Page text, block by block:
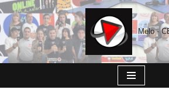
Saltar
al
contenido
Melo -